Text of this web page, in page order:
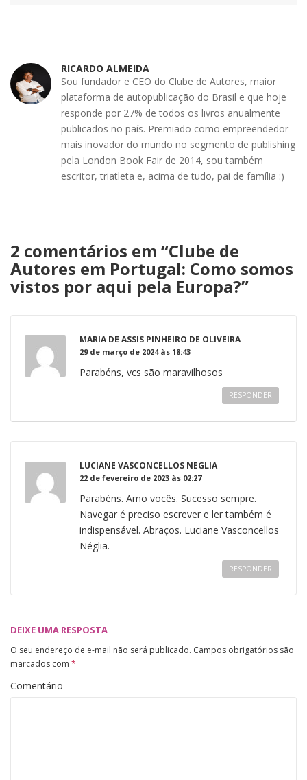
RICARDO ALMEIDA
Sou fundador e CEO do Clube de Autores, maior
plataforma de autopublicação do Brasil e que hoje
responde por 27% de todos os livros anualmente
publicados no país. Premiado como empreendedor
mais inovador do mundo no segmento de publishing
pela London Book Fair de 2014, sou também
escritor, triatleta e, acima de tudo, pai de família :)
2 comentários em “Clube de
Autores em Portugal: Como somos
vistos por aqui pela Europa?”
MARIA DE ASSIS PINHEIRO DE OLIVEIRA
29 de março de 2024 às 18:43
Parabéns, vcs são maravilhosos
RESPONDER
LUCIANE VASCONCELLOS NEGLIA
22 de fevereiro de 2023 às 02:27
Parabéns. Amo vocês. Sucesso sempre.
Navegar é preciso escrever e ler também é
indispensável. Abraços. Luciane Vasconcellos
Néglia.
RESPONDER
DEIXE UMA RESPOSTA
O seu endereço de e-mail não será publicado. Campos obrigatórios são
marcados com *
Comentário